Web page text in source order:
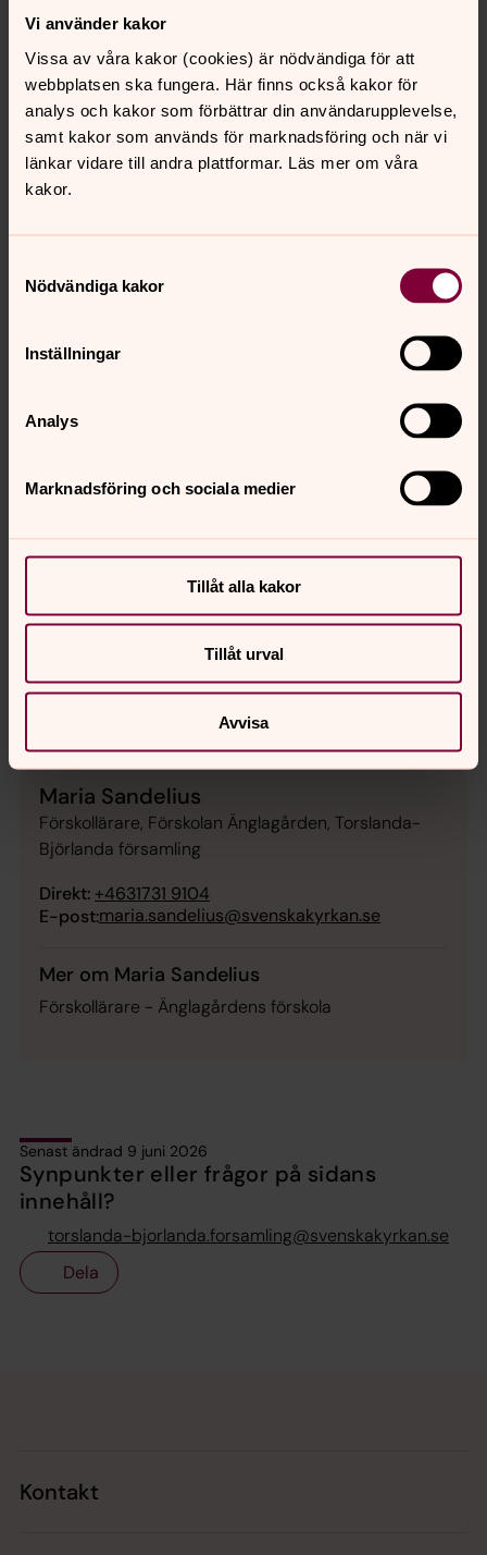
Vi använder kakor
Vissa av våra kakor (cookies) är nödvändiga för att
webbplatsen ska fungera. Här finns också kakor för
analys och kakor som förbättrar din användarupplevelse,
samt kakor som används för marknadsföring och när vi
länkar vidare till andra plattformar. Läs mer om våra
kakor.
Nödvändiga kakor
Inställningar
Analys
Marknadsföring och sociala medier
Tillåt alla kakor
Tillåt urval
Avvisa
Caroline Nordin Johansson
Förskolan Änglagården, Torslanda-Björlanda
församling
Direkt:+46317319104
Förskollärare - Änglagårdens förskola
Maria Sandelius
Förskollärare, Förskolan Änglagården, Torslanda-
Björlanda församling
Direkt: +4631731 9104
E-post:maria.sandelius@svenskakyrkan.se
Mer om Maria Sandelius
Förskollärare - Änglagårdens förskola
Senast ändrad 9 juni 2026
Synpunkter eller frågor på sidans
innehåll?
torslanda-bjorlanda.forsamling@svenskakyrkan.se
Dela
Kontakt